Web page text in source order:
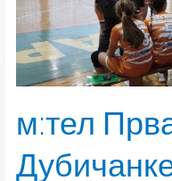
м:тел
Дубичанке
против
Леотара